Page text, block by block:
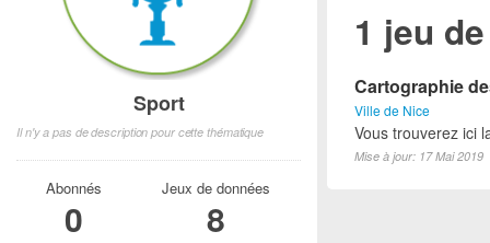
1 jeu
Cartographie
Ville de Nice
Vous trouverez ici
Mise à jour: 17 Mai 2019
Sport
Il n'y a pas de description pour cette thématique
Abonnés
0
Jeux de données
8